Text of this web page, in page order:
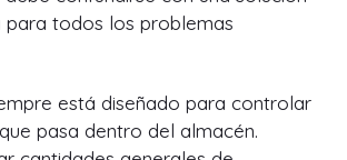
para todos los problemas
está diseñado para controlar
pasa dentro del almacén.